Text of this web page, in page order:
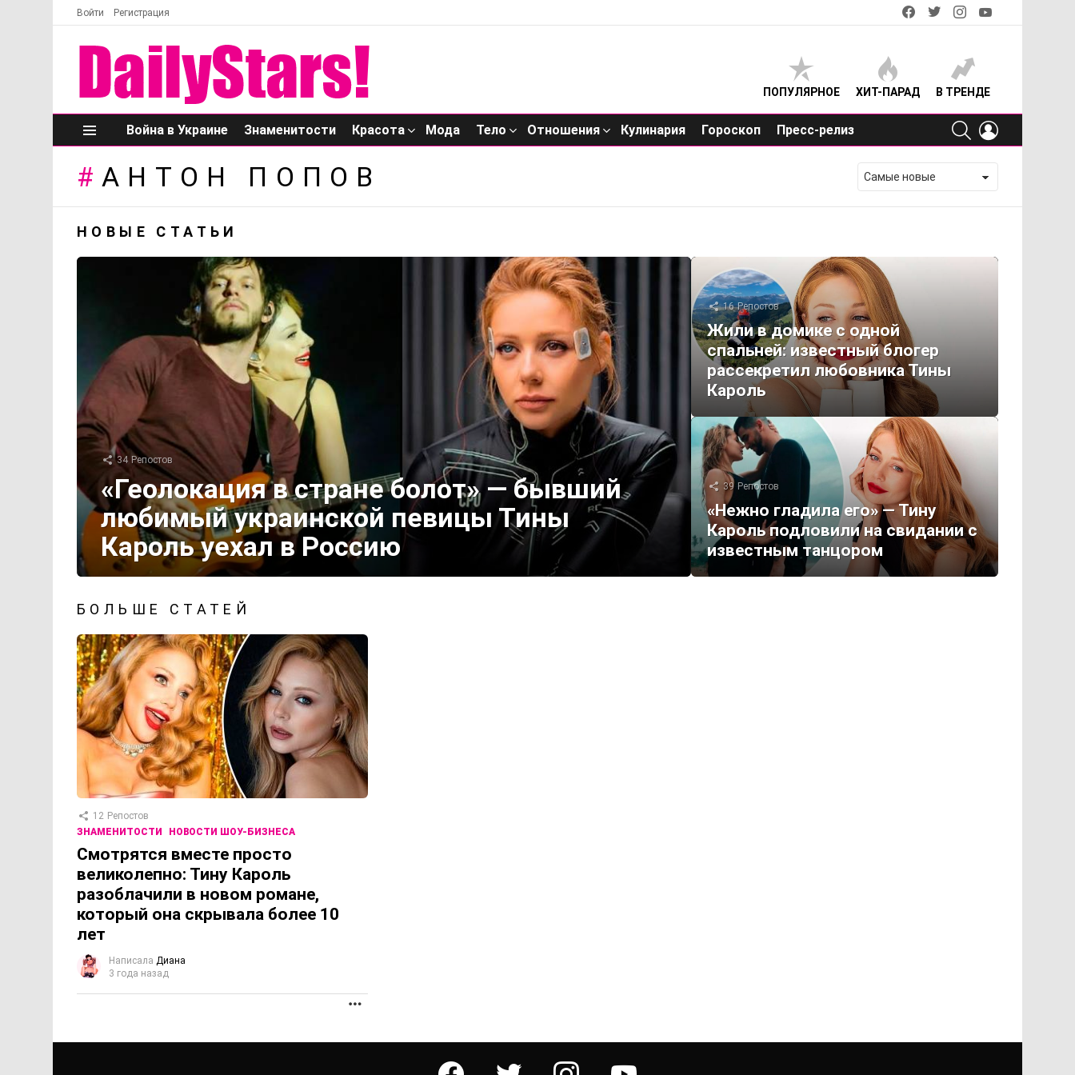
Войти Регистрация
facebooktwitterinstagram
ПОПУЛЯРНОЕ ХИТ-ПАРАД В ТРЕНДЕ
Меню
Война в Украине Знаменитости Красота Мода Тело Отношения Кулинария Гороскоп Пресс-релиз
SEARCH
АНТОН ПОПОВ
НОВЫЕ СТАТЬИ
34 Репостов
«Геолокация в стране болот» — бывший
любимый украинской певицы Тины
Кароль уехал в Россию
16 Репостов
Жили в домике с одной
спальней: известный блогер
рассекретил любовника Тины
Кароль
39 Репостов
«Нежно гладила его» — Тину
Кароль подловили на свидании с
известным танцором
БОЛЬШЕ СТАТЕЙ
12 Репостов
ЗНАМЕНИТОСТИ
НОВОСТИ ШОУ-БИЗНЕСА
Смотрятся вместе просто
великолепно: Тину Кароль
разоблачили в новом романе,
который она скрывала более 10
лет
Написала Диана
3 года назад
facebook twitter instagram youtube